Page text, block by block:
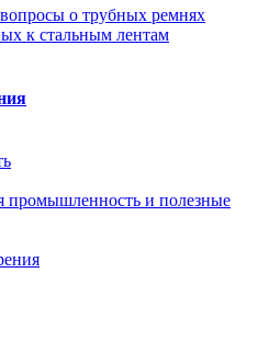
о трубных ремнях
к стальным лентам
промышленность и полезные